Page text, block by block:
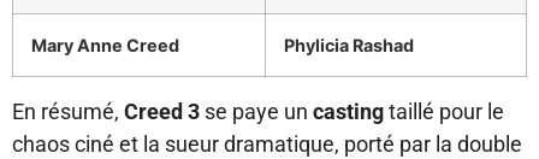
Mary Anne Creed Phylicia Rashad
En résumé, Creed 3 se paye un castingtaillé pour le
chaos ciné et la sueur dramatique, porté par la double